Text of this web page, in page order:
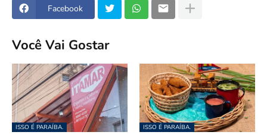
Facebook
Você Vai Gostar
ISSO É PARAÍBA. ISSO É PARAÍBA.